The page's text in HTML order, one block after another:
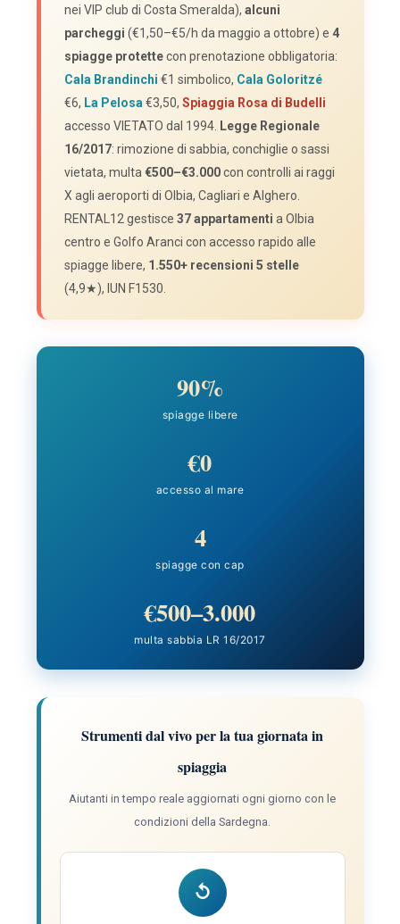
nei VIP club di Costa Smeralda), alcuni
parcheggi (€1,50–€5/h da maggio a ottobre) e 4
spiagge protettecon prenotazione obbligatoria:
Cala Brandinchi €1 simbolico, Cala Goloritzé
€6, La Pelosa €3,50, Spiaggia Rosa di Budelli
accesso VIETATO dal 1994. Legge Regionale
16/2017: rimozione di sabbia, conchiglie o sassi
vietata, multa €500–€3.000con controlli ai raggi
X agli aeroporti di Olbia, Cagliari e Alghero.
RENTAL12 gestisce 37 appartamenti a Olbia
centro e Golfo Aranci con accesso rapido alle
spiagge libere, 1.550+ recensioni 5 stelle
(4,9★), IUN F1530.
90%
spiagge libere
€0
accesso al mare
4
spiagge con cap
€500–3.000
multa sabbia LR 16/2017
Strumenti dal vivo per la tua giornata in
spiaggia
Aiutanti in tempo reale aggiornati ogni giorno con le
condizioni della Sardegna.
↺